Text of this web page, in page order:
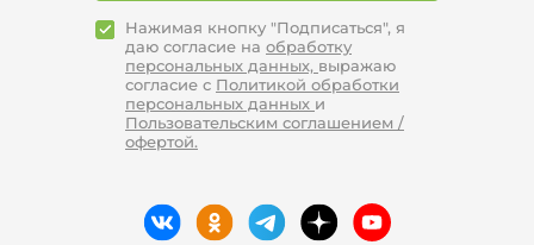
Нажимая кнопку "Подписаться", я
даю согласие на обработку
персональных данных, выражаю
согласие с Политикой обработки
персональных данных и
Пользовательским соглашением /
офертой.